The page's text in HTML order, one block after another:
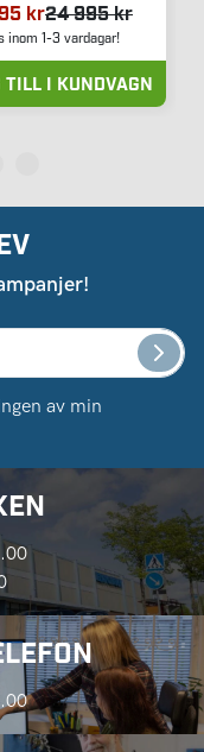
kr24 995 kr
inom 1-3 vardagar!
TILL I KUNDVAGN
av min